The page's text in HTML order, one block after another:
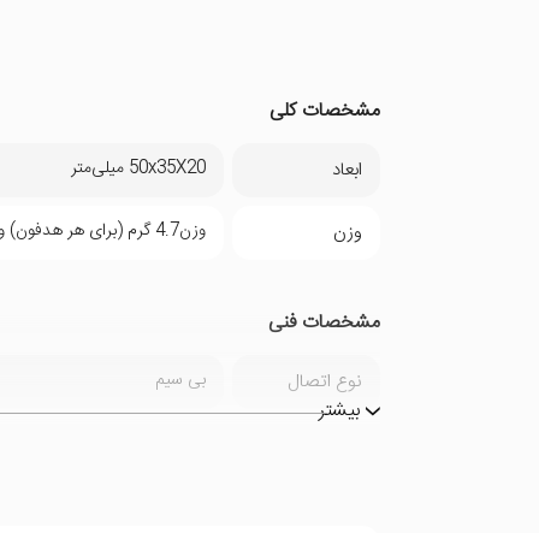
مشخصات کلی
ابعاد 50x35X20 میلی‌متر
وزن وزن4.7 گرم (برای هر هدفون) و 58 گرم (برای کیس شارژ)
مشخصات فنی
نوع اتصال بی سیم
بیشتر